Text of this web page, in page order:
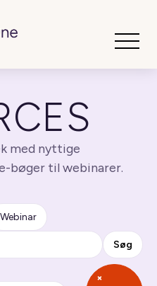
med nyttige
bøger til webinarer.
Webinar
Søg
×